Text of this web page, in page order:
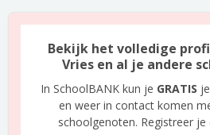
Bekijk het volledige
Vries en al je andere
In SchoolBANK kun je GRATIS
en weer in contact komen
schoolgenoten. Registreer je